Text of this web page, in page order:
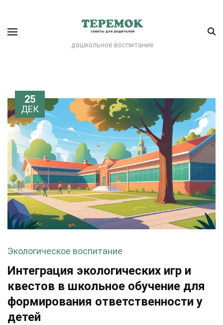
дошкольное воспитание
25
ДЕК
Экологическое воспитание
Интеграция экологических игр и
квестов в школьное обучение для
формирования ответственности у
детей